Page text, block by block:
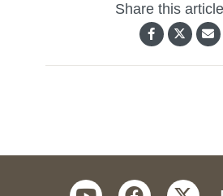
Share this article